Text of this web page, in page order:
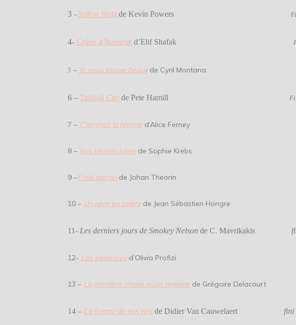
3 –Yellow birdsde Kevin Powers
4- Crime d’honneur d’Elif Shafak
5 – Je nous trouve beauxde Cyril
6 – Tabloïd Cityde Pete Hamill
7 – Cherchez la femme d’Alice
8 – Nos pleines lunes de Sophie
9 –Froid mortel de Johan Theorin Fini le
10 – Un père en colère de Jean Sébastien Hongre
11-Les derniers jours de Smokey Nelson de C. Mavrikakis
12- Les exigences d’Olivia
13 – La première chose qu’on regarde de Grégoire
14 –La femme de nos vies de Didier Van Cauwelaert fini